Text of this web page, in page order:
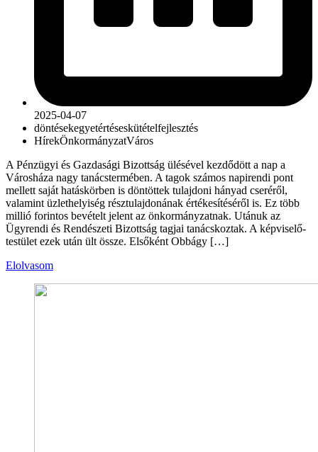
2025-04-07
döntésekegyetértéseskütételfejlesztés
HírekÖnkormányzatVáros
A Pénzügyi és Gazdasági Bizottság ülésével kezdődött a nap a
Városháza nagy tanácstermében. A tagok számos napirendi pont
mellett saját hatáskörben is döntöttek tulajdoni hányad cseréről,
valamint üzlethelyiség résztulajdonának értékesítéséről is. Ez több
millió forintos bevételt jelent az önkormányzatnak. Utánuk az
Ügyrendi és Rendészeti Bizottság tagjai tanácskoztak. A képviselő-
testület ezek után ült össze. Elsőként Obbágy […]
Elolvasom